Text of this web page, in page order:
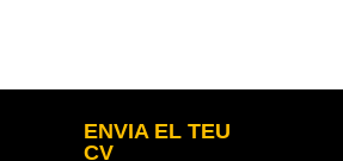
ENVIA EL TEU
CV